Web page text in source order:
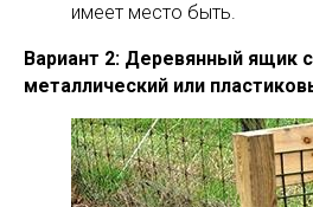
имеет место быть.
Вариант 2: Деревянный ящик
металлический или